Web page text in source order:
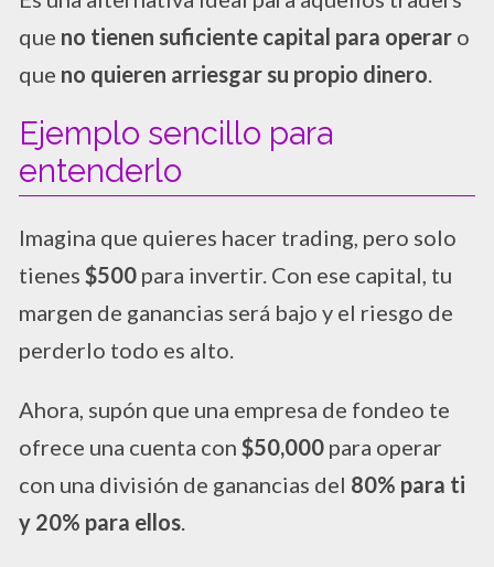
que no tienen suficiente capital para operar o
que no quieren arriesgar su propio dinero.
Ejemplo sencillo para
entenderlo
Imagina que quieres hacer trading, pero solo
tienes $500 para invertir. Con ese capital, tu
margen de ganancias será bajo y el riesgo de
perderlo todo es alto.
Ahora, supón que una empresa de fondeo te
ofrece una cuenta con $50,000 para operar
con una división de ganancias del 80% para ti
y 20% para ellos.